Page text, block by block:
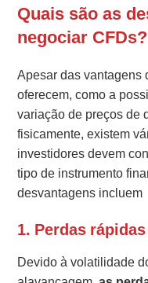
Quais são as
negociar CFDs?
Apesar das
oferecem, como a
variação de preços de
fisicamente, existem
investidores devem
tipo de instrumento
desvantagens incluem
1. Perdas
Devido à volatilidade